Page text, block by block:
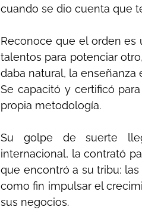
cuando se dio cuenta que
Reconoce que el orden es
talentos para potenciar
daba natural, la enseñanza
Se capacitó y certificó
propia metodología.
Su golpe de suerte
internacional, la contrató
que encontró a su tribu:
como fin impulsar el
sus negocios.